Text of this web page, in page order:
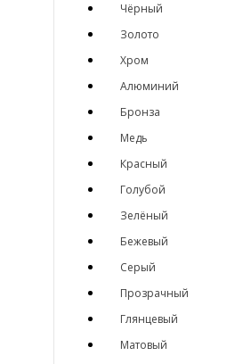
Чёрный
Золото
Хром
Алюминий
Бронза
Медь
Красный
Голубой
Зелёный
Бежевый
Серый
Прозрачный
Глянцевый
Матовый